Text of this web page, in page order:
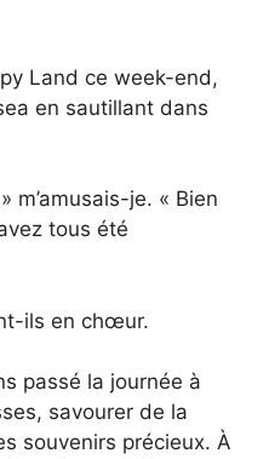
Land ce week-end,
en sautillant dans
m’amusais-je. « Bien
tous été
ils en chœur.
passé la journée à
savourer de la
souvenirs précieux. À